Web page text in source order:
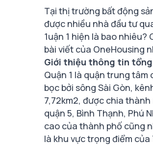
Tại thị trường bất động
được nhiều nhà đầu tư
1uận 1 hiện là bao
bài viết của OneHousing
Giới thiệu thông tin tổng
Quận 1 là quận trung tâm
bọc bởi sông Sài Gòn,
7,72km2, được chia
quận 5, Bình Thạnh, Phú
cao của thành phố cũng
là khu vực trọng điểm